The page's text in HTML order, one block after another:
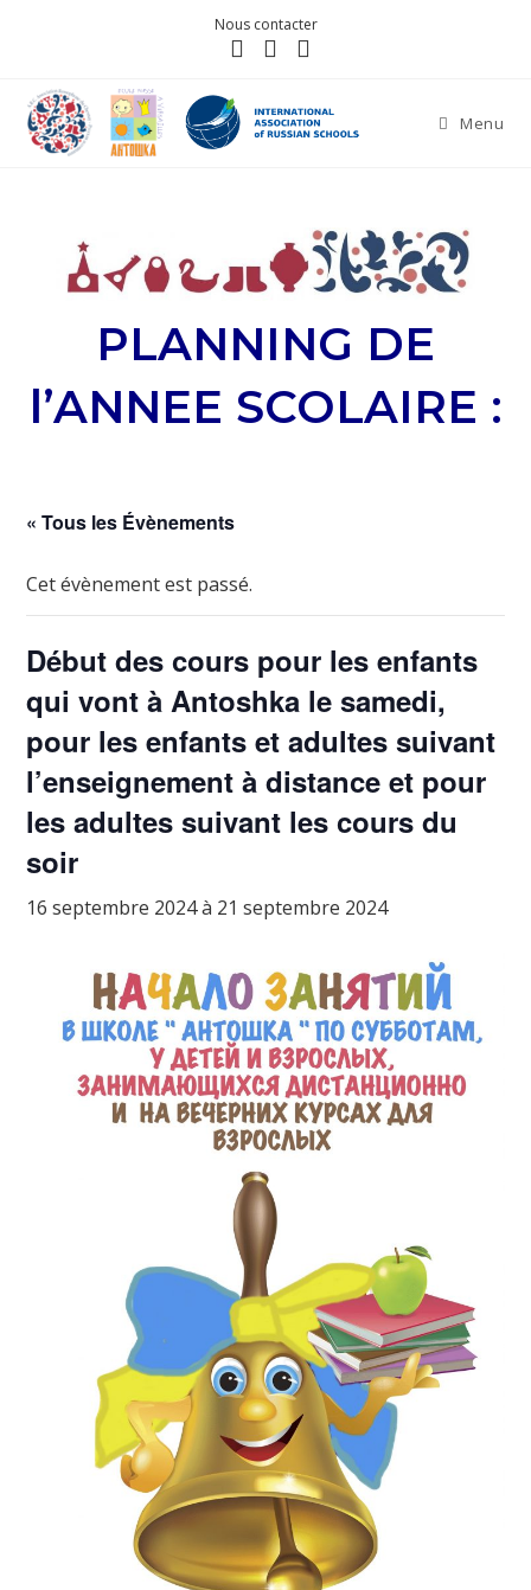
Nous contacter
Menu
PLANNING DE
l’ANNEE SCOLAIRE :
« Tous les Évènements
Cet évènement est passé.
Début des cours pour les enfants
qui vont à Antoshka le samedi,
pour les enfants et adultes suivant
l’enseignement à distance et pour
les adultes suivant les cours du
soir
16 septembre 2024à 21 septembre 2024